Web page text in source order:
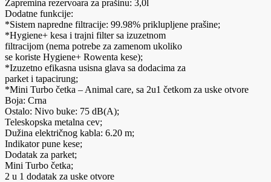
Zapremina rezervoara za prašinu: 3,0l
Dodatne funkcije:
*Sistem napredne filtracije: 99.98% priklupljene prašine;
*Hygiene+ kesa i trajni filter sa izuzetnom
filtracijom (nema potrebe za zamenom ukoliko
se koriste Hygiene+ Rowenta kese);
*Izuzetno efikasna usisna glava sa dodacima za
parket i tapacirung;
*Mini Turbo četka – Animal care, sa 2u1 četkom za uske otvore
Boja: Crna
Ostalo: Nivo buke: 75 dB(A);
Teleskopska metalna cev;
Dužina električnog kabla: 6.20 m;
Indikator pune kese;
Dodatak za parket;
Mini Turbo četka;
2 u 1 dodatak za uske otvore